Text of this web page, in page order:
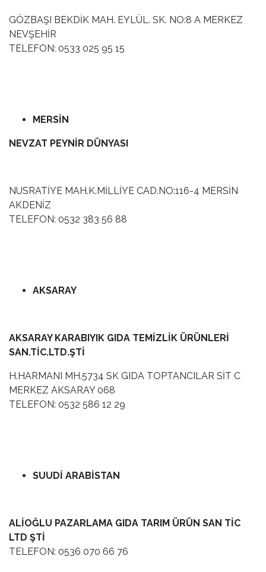
GÖZBAŞI BEKDİK MAH. EYLÜL. SK. NO:8 A MERKEZ
NEVŞEHİR
TELEFON: 0533 025 95 15
MERSİN
NEVZAT PEYNİR DÜNYASI
NUSRATİYE MAH.K.MİLLİYE CAD.NO:116-4 MERSİN
AKDENİZ
TELEFON: 0532 383 56 88
AKSARAY
AKSARAY KARABIYIK GIDA TEMİZLİK ÜRÜNLERİ
SAN.TİC.LTD.ŞTİ
H.HARMANI MH.5734 SK GIDA TOPTANCILAR SİT C
MERKEZ AKSARAY 068
TELEFON: 0532 586 12 29
SUUDİ ARABİSTAN
ALİOĞLU PAZARLAMA GIDA TARIM ÜRÜN SAN TİC
LTD ŞTİ
TELEFON: 0536 070 66 76